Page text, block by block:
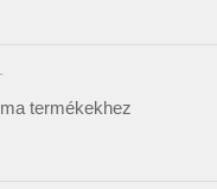
termékekhez